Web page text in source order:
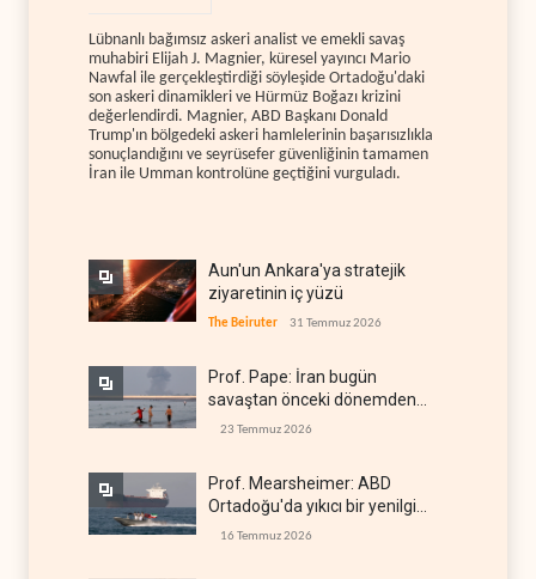
Lübnanlı bağımsız askeri analist ve emekli savaş
muhabiri Elijah J. Magnier, küresel yayıncı Mario
Nawfal ile gerçekleştirdiği söyleşide Ortadoğu'daki
son askeri dinamikleri ve Hürmüz Boğazı krizini
değerlendirdi. Magnier, ABD Başkanı Donald
Trump'ın bölgedeki askeri hamlelerinin başarısızlıkla
sonuçlandığını ve seyrüsefer güvenliğinin tamamen
İran ile Umman kontrolüne geçtiğini vurguladı.
Aun'un Ankara'ya stratejik
ziyaretinin iç yüzü
The Beiruter 31 Temmuz 2026
Prof. Pape: İran bugün
savaştan önceki dönemden
çok daha güçlü
23 Temmuz 2026
Prof. Mearsheimer: ABD
Ortadoğu'da yıkıcı bir yenilgi
aldı
16 Temmuz 2026